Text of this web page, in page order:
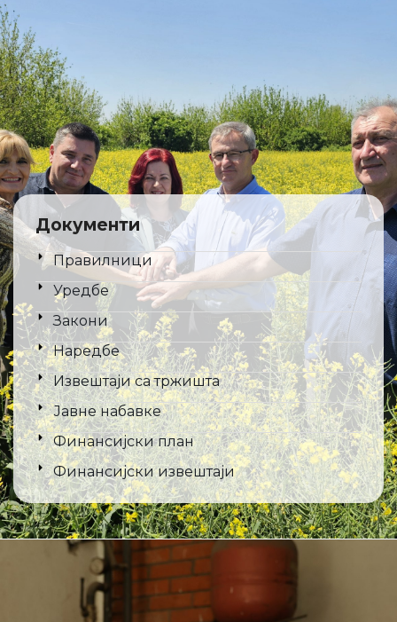
Документи
Правилници
Уредбе
Закони
Наредбе
Извештаји са тржишта
Јавне набавке
Финансијски план
Финансијски извештаји